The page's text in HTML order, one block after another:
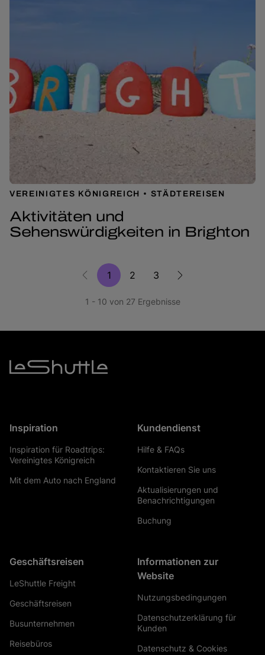
VEREINIGTES KÖNIGREICH STÄDTEREISEN
Aktivitäten und
Sehenswürdigkeiten in Brighton
1 2 3
1 - 10 von 27 Ergebnisse
Inspiration
Inspiration für Roadtrips:
Vereinigtes Königreich
Mit dem Auto nach England
Kundendienst
Hilfe & FAQs
Kontaktieren Sie uns
Aktualisierungen und
Benachrichtigungen
Buchung
Geschäftsreisen
LeShuttle Freight
Geschäftsreisen
Busunternehmen
Reisebüros
Informationen zur
Website
Nutzungsbedingungen
Datenschutzerklärung für
Kunden
Datenschutz & Cookies